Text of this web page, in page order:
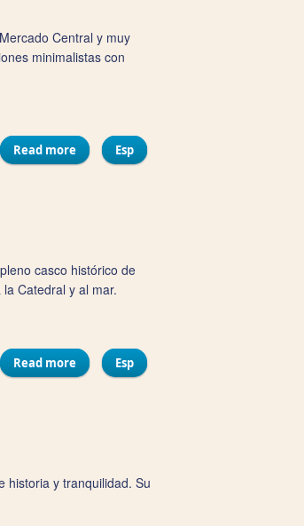
Central y muy
minimalistas con
Read more about Hotel Bypillow La Sal
Esp
casco histórico de
Catedral y al mar.
Read more about Hotel Casual con Duende Cádiz
Esp
historia y tranquilidad. Su